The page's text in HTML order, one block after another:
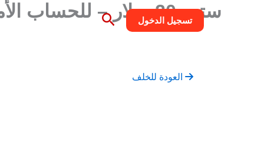
تسجيل الدخول البحث ستيم 20 دولار – للحساب الأمريكي
العودة للخلف